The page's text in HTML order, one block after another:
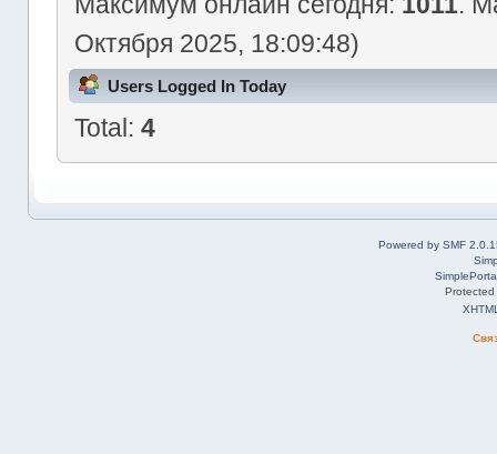
Октября 2025, 18:09:48)
Users Logged In Today
Total: 4
Powered by SMF